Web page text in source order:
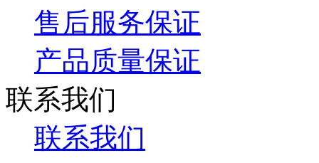
售后服务保证
产品质量保证
联系我们
联系我们